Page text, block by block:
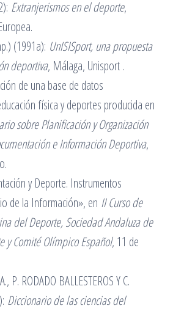
Extranjerismos en el deporte,
(1991a): UnISISport, una propuesta
deportiva, Málaga, Unisport .
de una base de datos
física y deportes producida en
sobre Planificación y Organización
e Información Deportiva,
y Deporte. Instrumentos
de la Información», en II Curso de
del Deporte, Sociedad Andaluza de
Comité Olímpico Español, 11 de
P. RODADO BALLESTEROS Y C.
Diccionario de las ciencias del